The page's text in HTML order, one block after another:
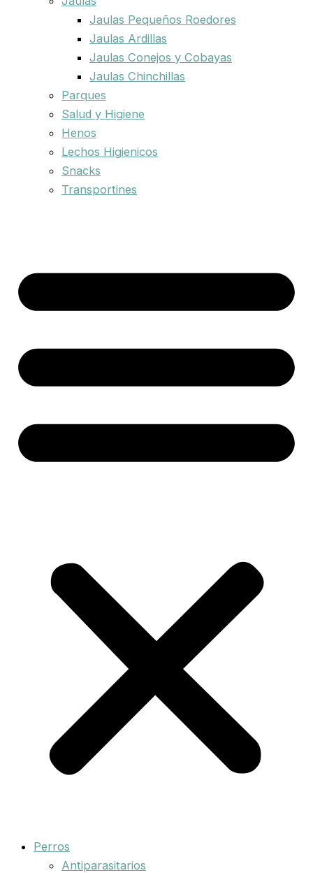
Jaulas Pequeños Roedores
Jaulas Ardillas
Jaulas Conejos y Cobayas
Jaulas Chinchillas
Parques
Salud y Higiene
Henos
Lechos Higienicos
Snacks
Transportines
Perros
Antiparasitarios